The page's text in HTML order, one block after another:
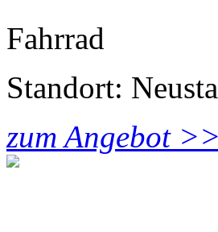
Fahrrad
Standort:
zum Angebot